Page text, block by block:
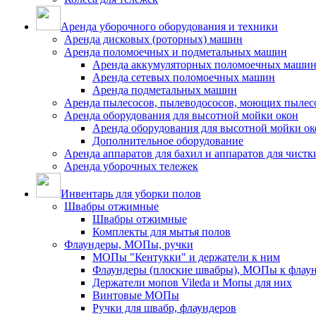
Аренда уборочного оборудования и техники
Аренда дисковых (роторных) машин
Аренда поломоечных и подметальных машин
Аренда аккумуляторных поломоечных машин
Аренда сетевых поломоечных машин
Аренда подметальных машин
Аренда пылесосов, пылеводососов, моющих
Аренда оборудования для высотной мойки окон
Аренда оборудования для высотной мойки
Дополнительное оборудование
Аренда аппаратов для бахил и аппаратов для
Аренда уборочных тележек
Инвентарь для уборки полов
Швабры отжимные
Швабры отжимные
Комплекты для мытья полов
Флаундеры, МОПы, ручки
МОПы "Кентукки" и держатели к ним
Флаундеры (плоские швабры), МОПы к
Держатели мопов Vileda и Мопы для них
Винтовые МОПы
Ручки для швабр, флаундеров